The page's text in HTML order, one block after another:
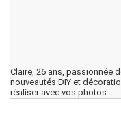
Claire, 26 ans, passionnée
nouveautés DIY et
réaliser avec vos photos.